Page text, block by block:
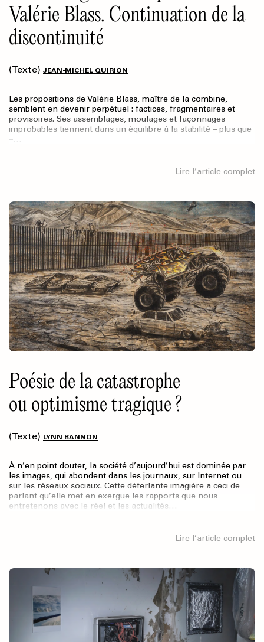
Valérie Blass. Continuation de la
discontinuité
(Texte) JEAN-MICHEL QUIRION
Les propositions de Valérie Blass, maître de la combine,
semblent en devenir perpétuel : factices, fragmentaires et
provisoires. Ses assemblages, moulages et façonnages
improbables tiennent dans un équilibre à la stabilité – plus que
–…
Lire l’article complet
Poésie de la catastrophe
ou optimisme tragique ?
(Texte) LYNN BANNON
À n’en point douter, la société d’aujourd’hui est dominée par
les images, qui abondent dans les journaux, sur Internet ou
sur les réseaux sociaux. Cette déferlante imagière a ceci de
parlant qu’elle met en exergue les rapports que nous
entretenons avec le réel et les actualités…
Lire l’article complet